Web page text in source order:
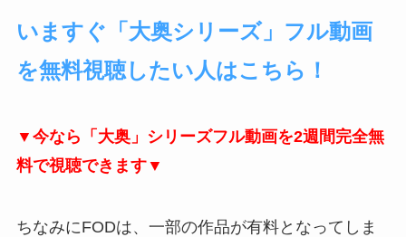
いますぐ「大奥シリーズ」フル動画
を無料視聴したい人はこちら！
▼今なら「大奥」シリーズフル動画を2週間完全無
料で視聴できます▼
ちなみにFODは、一部の作品が有料となってしま